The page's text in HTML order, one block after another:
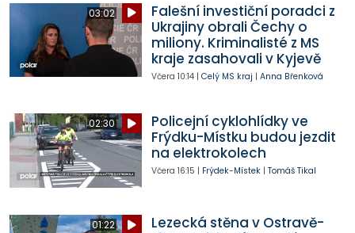
03:02
Falešní investiční poradci z
Ukrajiny obrali Čechy o
miliony. Kriminalisté z MS
kraje zasahovali v Kyjevě
Včera 10:14| Celý MS kraj | Anna Břenková
02:30
Policejní cyklohlídky ve
Frýdku-Místku budou jezdit
na elektrokolech
Včera 16:15 | Frýdek-Místek| Tomáš Tikal
01:22
Lezecká stěna v Ostravě-